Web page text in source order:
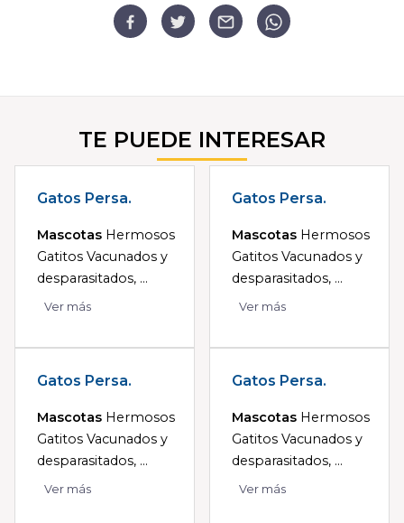
TE PUEDE INTERESAR
Gatos Persa.
Mascotas Hermosos
Gatitos Vacunados y
desparasitados, ...
Ver más
Gatos Persa.
Mascotas Hermosos
Gatitos Vacunados y
desparasitados, ...
Ver más
Gatos Persa.
Mascotas Hermosos
Gatitos Vacunados y
desparasitados, ...
Ver más
Gatos Persa.
Mascotas Hermosos
Gatitos Vacunados y
desparasitados, ...
Ver más